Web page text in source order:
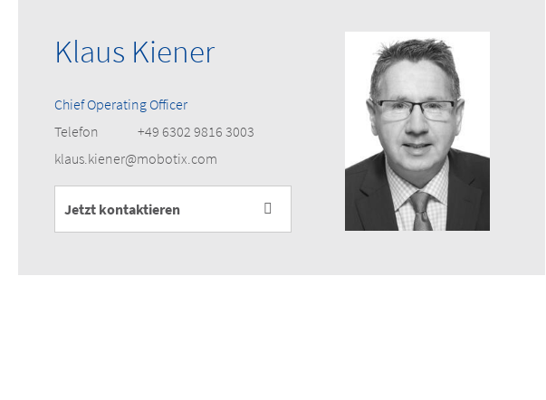
Klaus Kiener
Chief Operating Officer
Telefon
+49 6302 9816 3003
klaus.kiener@mobotix.com
Jetzt kontaktieren